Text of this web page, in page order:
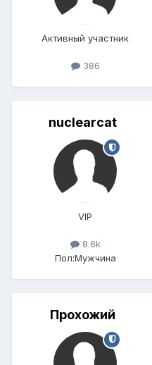
Активный участник
386
nuclearcat
VIP
8.6k
Пол:Мужчина
Прохожий